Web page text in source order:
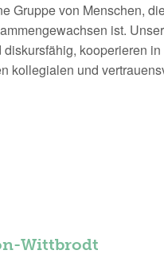
Gruppe von Menschen,
ist.
kooperieren
kollegialen und
Wittbrodt